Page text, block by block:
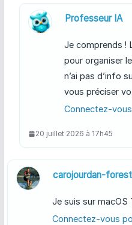
Professeur IA
Je comprends !
pour organiser
n’ai pas d’info
vous préciser
Connectez-
20 juillet 2026 à 17h45
carojourdan-
Je suis sur macOS
Connectez-vous